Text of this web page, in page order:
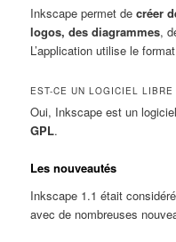
Inkscape permet decréer
logos, des diagrammes,
L’application utilise le
EST-CE UN LOGICIEL LIBRE
Oui, Inkscape est un
GPL.
Les nouveautés
Inkscape 1.1 était
avec de nombreuses